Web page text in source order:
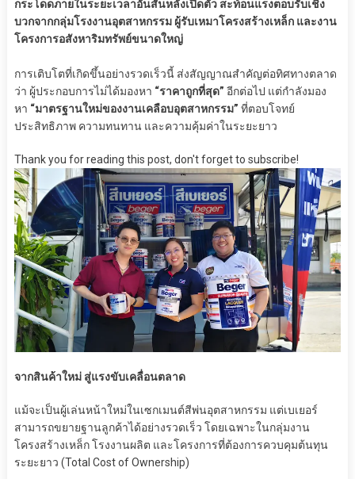
กระโดดภายในระยะเวลาอันสั้นหลังเปิดตัว สะท้อนแรงตอบรับเชิง
บวกจากกลุ่มโรงงานอุตสาหกรรม ผู้รับเหมาโครงสร้างเหล็ก และงาน
โครงการอสังหาริมทรัพย์ขนาดใหญ่
การเติบโตที่เกิดขึ้นอย่างรวดเร็วนี้ ส่งสัญญาณสำคัญต่อทิศทางตลาด
ว่า ผู้ประกอบการไม่ได้มองหา “ราคาถูกที่สุด” อีกต่อไป แต่กำลังมอง
หา “มาตรฐานใหม่ของงานเคลือบอุตสาหกรรม” ที่ตอบโจทย์
ประสิทธิภาพ ความทนทาน และความคุ้มค่าในระยะยาว
Thank you for reading this post, don't forget to subscribe!
จากสินค้าใหม่ สู่แรงขับเคลื่อนตลาด
แม้จะเป็นผู้เล่นหน้าใหม่ในเซกเมนต์สีพ่นอุตสาหกรรม แต่เบเยอร์
สามารถขยายฐานลูกค้าได้อย่างรวดเร็ว โดยเฉพาะในกลุ่มงาน
โครงสร้างเหล็ก โรงงานผลิต และโครงการที่ต้องการควบคุมต้นทุน
ระยะยาว (Total Cost of Ownership)